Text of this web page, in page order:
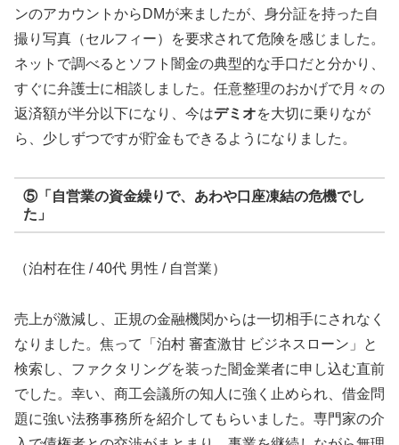
ンのアカウントからDMが来ましたが、身分証を持った自
撮り写真（セルフィー）を要求されて危険を感じました。
ネットで調べるとソフト闇金の典型的な手口だと分かり、
すぐに弁護士に相談しました。任意整理のおかげで月々の
返済額が半分以下になり、今はデミオを大切に乗りなが
ら、少しずつですが貯金もできるようになりました。
⑤「自営業の資金繰りで、あわや口座凍結の危機でし
た」
（泊村在住 / 40代 男性 / 自営業）
売上が激減し、正規の金融機関からは一切相手にされなく
なりました。焦って「泊村 審査激甘 ビジネスローン」と
検索し、ファクタリングを装った闇金業者に申し込む直前
でした。幸い、商工会議所の知人に強く止められ、借金問
題に強い法務事務所を紹介してもらいました。専門家の介